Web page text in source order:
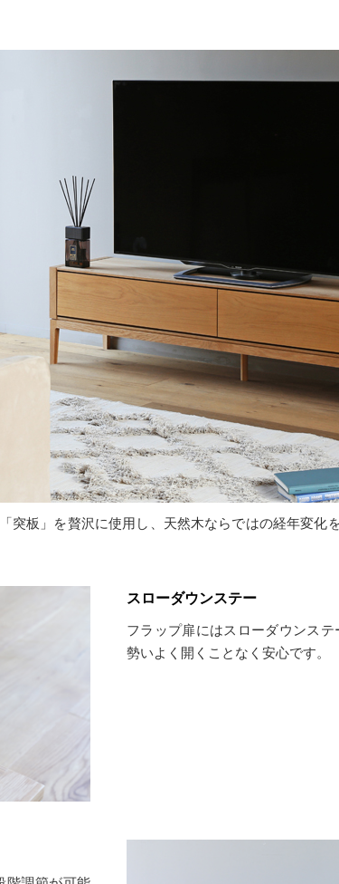
突板」を贅沢に使用し、天然木ならではの経年変化
スローダウンステー
フラップ扉にはスローダウンス
勢いよく開くことなく安心です。